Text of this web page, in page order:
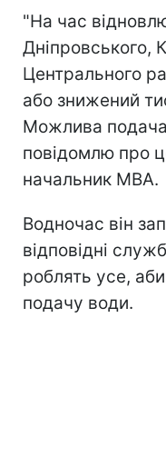
"На час
Дніпровського,
Центрального
або знижений
Можлива
повідомлю про
начальник МВА.
Водночас він
відповідні
роблять усе,
подачу води.